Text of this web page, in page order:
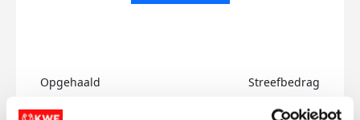
Opgehaald Streefbedrag